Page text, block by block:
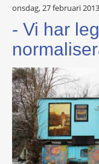
onsdag, 27 februari
- Vi har